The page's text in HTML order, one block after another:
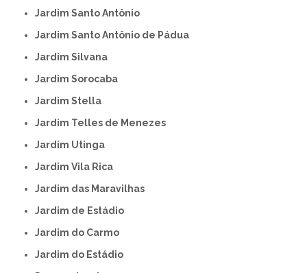
Jardim Santo Antônio
Jardim Santo Antônio de Pádua
Jardim Silvana
Jardim Sorocaba
Jardim Stella
Jardim Telles de Menezes
Jardim Utinga
Jardim Vila Rica
Jardim das Maravilhas
Jardim de Estádio
Jardim do Carmo
Jardim do Estádio